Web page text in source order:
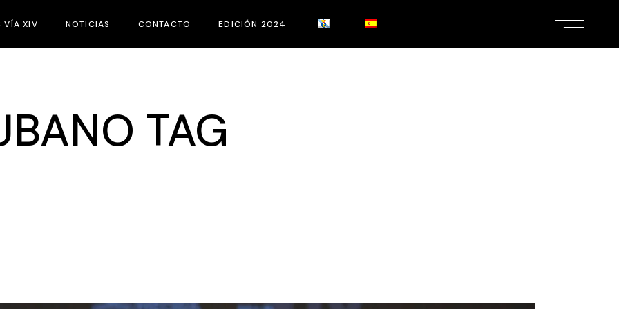
VÍA XIV NOTICIAS CONTACTO EDICIÓN 2024
CORTOS
TAG